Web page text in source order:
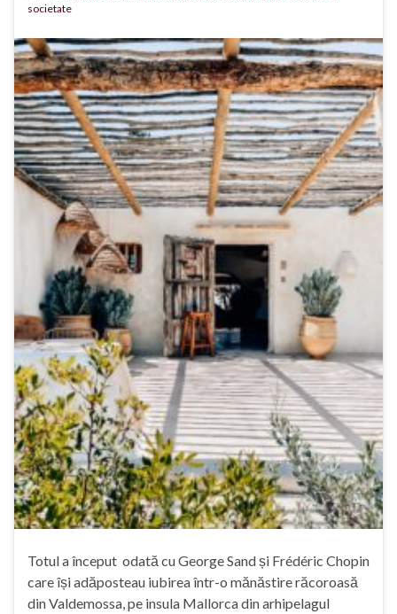
societate
Totul a început odată cu George Sand și Frédéric Chopin
care își adăposteau iubirea într-o mănăstire răcoroasă
din Valdemossa, pe insula Mallorca din arhipelagul